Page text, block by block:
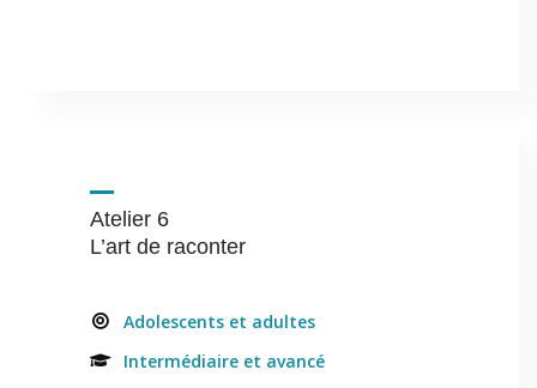
Atelier 6
L’art de raconter
Adolescents et adultes
Intermédiaire et avancé